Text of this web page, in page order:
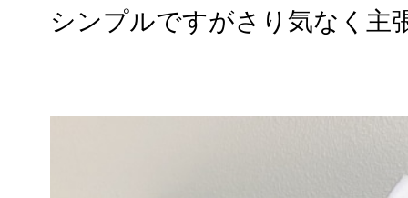
シンプルですがさり気なく主